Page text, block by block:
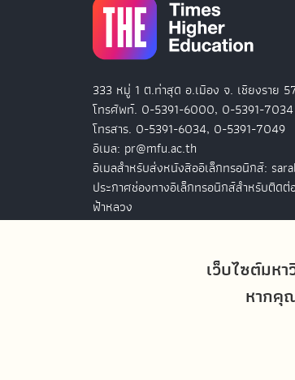
เว็บไซต์มห
หากคุ
333 หมู่ 1 ต.ท่าสุด อ.เมือง จ. เชียงราย
โทรศัพท์. 0-5391-6000, 0-5391-7034
โทรสาร. 0-5391-6034, 0-5391-7049
อีเมล: pr@mfu.ac.th
อีเมลสำหรับส่งหนังสืออิเล็กทรอนิกส์:
ประกาศช่องทางอิเล็กทรอนิกส์สำหรับติด
ฟ้าหลวง